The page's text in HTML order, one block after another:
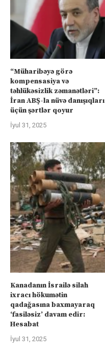
“Müharibəyə görə
kompensasiya və
təhlükəsizlik zəmanətləri”:
İran ABŞ-la nüvə danışıqları
üçün şərtlər qoyur
İyul 31, 2025
Kanadanın İsrailə silah
ixracı hökumətin
qadağasına baxmayaraq
‘fasiləsiz’ davam edir:
Hesabat
İyul 31, 2025